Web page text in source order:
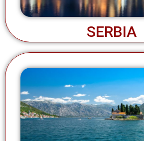
SERBIA